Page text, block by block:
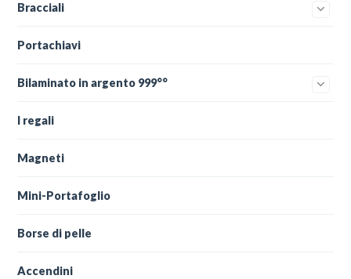
Bracciali
Portachiavi
Bilaminato in argento 999°°
I regali
Magneti
Mini-Portafoglio
Borse di pelle
Accendini